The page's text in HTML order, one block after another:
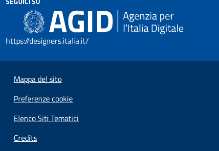
https://designers.italia.it/
Mappa del sito
Preferenze cookie
Elenco Siti Tematici
Credits